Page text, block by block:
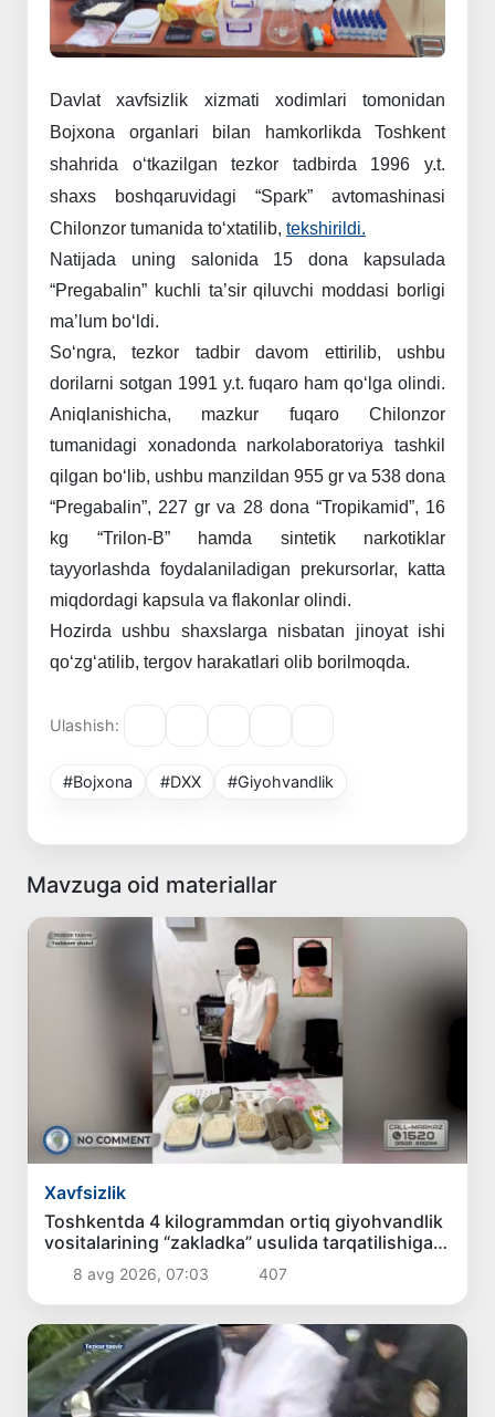
Davlat xavfsizlik xizmati xodimlari
tomonidan
Bojxona
organlari bilan hamkorlikda
Toshkent
shahrida
o‘tkazilgan tezkor tadbirda 1996
y.t.
shaxs
boshqaruvidagi “Spark”
avtomashinasi
Chilonzor tumanida to‘xtatilib, tekshirildi.
Natijada
uning salonida 15 dona
kapsulada
“Pregabalin” kuchli ta’sir qiluvchi moddasi borligi
ma’lum bo‘ldi.
So‘ngra,
tezkor tadbir davom ettirilib,
ushbu
dorilarni sotgan 1991 y.t. fuqaro ham qo‘lga olindi.
Aniqlanishicha,
mazkur fuqaro
Chilonzor
tumanidagi
xonadonda narkolaboratoriya
tashkil
qilgan bo‘lib, ushbu manzildan 955 gr va 538 dona
“Pregabalin”, 227 gr va 28 dona “Tropikamid”, 16
kg
“Trilon-B” hamda sintetik
narkotiklar
tayyorlashda foydalaniladigan prekursorlar,
katta
miqdordagi kapsula va flakonlar olindi.
Hozirda
ushbu shaxslarga nisbatan jinoyat
ishi
qo‘zg‘atilib, tergov harakatlari olib borilmoqda.
Ulashish:
#Bojxona #DXX #Giyohvandlik
Mavzuga oid materiallar
Xavfsizlik
Toshkentda 4 kilogrammdan ortiq giyohvandlik
vositalarining “zakladka” usulida tarqatilishiga
chek qoʻyildi
8 avg 2026, 07:03 407